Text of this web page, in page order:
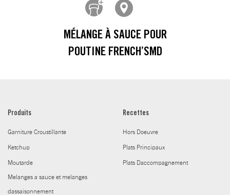
MÉLANGE À SAUCE POUR
POUTINE FRENCH’SMD
Produits
Garniture Croustillante
Ketchup
Moutarde
Melanges a sauce et melanges
dassaisonnement
Recettes
Hors Doeuvre
Plats Principaux
Plats Daccompagnement